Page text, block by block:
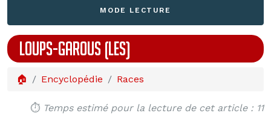
MODE LECTURE
LOUPS-GAROUS (LES)
🏠 Encyclopédie Races
⏱️ Temps estimé pour la lecture de cet article : 11